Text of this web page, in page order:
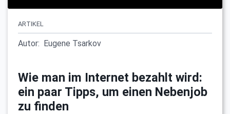
ARTIKEL
Autor: Eugene Tsarkov
Wie man im Internet bezahlt wird:
ein paar Tipps, um einen Nebenjob
zu finden